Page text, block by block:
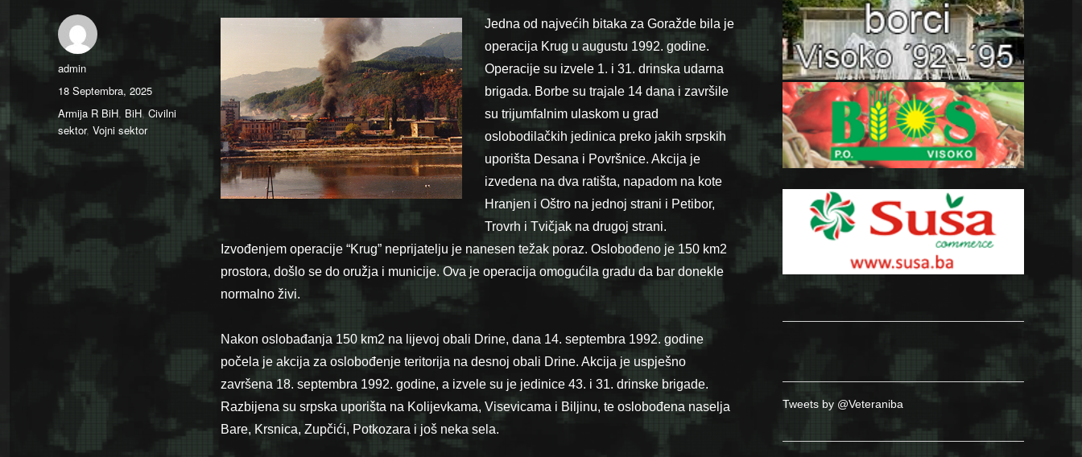
Jedna od najvećih bitaka za Goražde bila je
operacija Krug u augustu 1992. godine.
Operacije su izvele 1. i 31. drinska udarna
brigada. Borbe su trajale 14 dana i završile
su trijumfalnim ulaskom u grad
oslobodilačkih jedinica preko jakih srpskih
uporišta Desana i Površnice. Akcija je
izvedena na dva ratišta, napadom na kote
Hranjen i Oštro na jednoj strani i Petibor,
Trovrh i Tvičjak na drugoj strani.
Izvođenjem operacije “Krug” neprijatelju je nanesen težak poraz. Oslobođeno je 150 km2
prostora, došlo se do oružja i municije. Ova je operacija omogućila gradu da bar donekle
normalno živi.
Nakon oslobađanja 150 km2 na lijevoj obali Drine, dana 14. septembra 1992. godine
počela je akcija za oslobođenje teritorija na desnoj obali Drine. Akcija je uspješno
završena 18. septembra 1992. godine, a izvele su je jedinice 43. i 31. drinske brigade.
Razbijena su srpska uporišta na Kolijevkama, Visevicama i Biljinu, te oslobođena naselja
Bare, Krsnica, Zupčići, Potkozara i još neka sela.
Author
admin
Posted
on
18 Septembra, 2025
Categories
Armija R BiH, BiH, Civilni
sektor, Vojni sektor
Tweets by @Veteraniba